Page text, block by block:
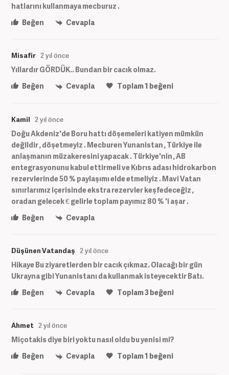
hatlarını kullanmaya mecburuz .
Beğen
Cevapla
Misafir 2 yıl önce
Yıllardır GÖRDÜK.. Bundan bir cacık olmaz.
Beğen
Cevapla Toplam1 beğeni
Kamil 2 yıl önce
Doğu Akdeniz'de Boru hattı döşemeleri katiyen mümkün
değildir , döşetmeyiz . Mecburen Yunanistan , Türkiye ile
anlaşmanın müzakeresini yapacak . Türkiye'nin , AB
entegrasyonunu kabul ettirmeli ve Kıbrıs adası hidrokarbon
rezervlerinde 50 % paylaşımı elde etmeliyiz . Mavi Vatan
sınırlarımız içerisinde ekstra rezervler keşfedeceğiz ,
oradan gelecek € gelirle toplam payımız 80 % 'i aşar .
Beğen
Cevapla
Düşünen Vatandaş 2 yıl önce
Hikaye Bu ziyaretlerden bir cacık çıkmaz. Olacağı bir gün
Ukrayna gibi Yunanistanı da kullanmak isteyecektir Batı.
Beğen
Cevapla Toplam3beğeni
Ahmet 2 yıl önce
Miçotakis diye biri yoktu nasıl oldu bu yenisi mi?
Beğen
Cevapla Toplam1 beğeni